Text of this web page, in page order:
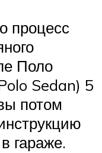
процесс
Поло
Sedan) 5
потом
гараже.